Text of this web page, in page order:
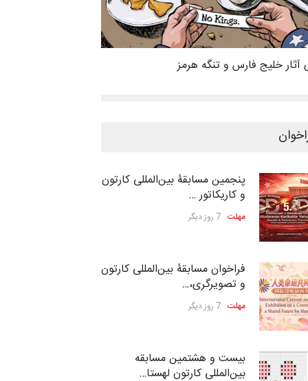
آثار خلیج فارس و تنگه هرمز
پنجمین مسابقۀ بین‌المللی کارتون
و کاریکاتور …
مهلت 7 روز دیگر
فراخوان مسابقۀ بین‌المللی کارتون
و تصویرگری،…
مهلت 7 روز دیگر
بیست و هشتمین مسابقه
بین‌المللی کارتون لهستا…